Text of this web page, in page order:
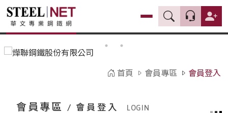
首頁 會員專區 會員登入
會員專區 / 會員登入